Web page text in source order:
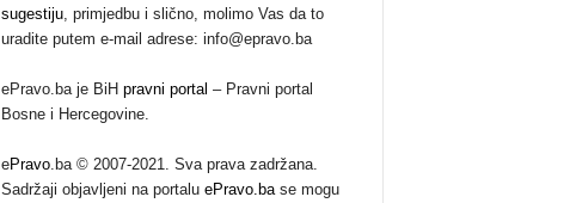
sugestiju, primjedbu i slično, molimo Vas da to
uradite putem e-mail adrese: info@epravo.ba
ePravo.ba je BiH pravni portal – Pravni portal
Bosne i Hercegovine.
ePravo.ba © 2007-2021. Sva prava zadržana.
Sadržaji objavljeni na portalu ePravo.base mogu